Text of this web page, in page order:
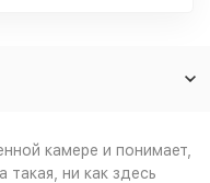
камере и понимает,
ни как здесь